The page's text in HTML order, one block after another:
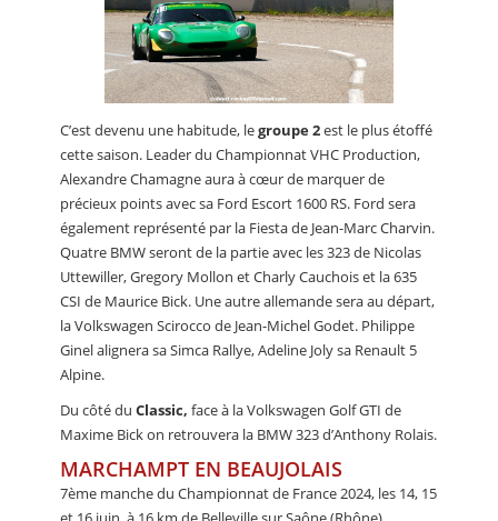
C’est devenu une habitude, legroupe 2est le plus étoffé
cette saison. Leader du Championnat VHC Production,
Alexandre Chamagne aura à cœur de marquer de
précieux points avec sa Ford Escort 1600 RS. Ford sera
également représenté par la Fiesta de Jean-Marc Charvin.
Quatre BMW seront de la partie avec les 323 de Nicolas
Uttewiller, Gregory Mollon et Charly Cauchois et la 635
CSI de Maurice Bick. Une autre allemande sera au départ,
la Volkswagen Scirocco de Jean-Michel Godet. Philippe
Ginel alignera sa Simca Rallye, Adeline Joly sa Renault 5
Alpine.
Du côté du Classic, face à la Volkswagen Golf GTI de
Maxime Bick on retrouvera la BMW 323 d’Anthony Rolais.
MARCHAMPT EN BEAUJOLAIS
7ème manche du Championnat de France 2024, les 14, 15